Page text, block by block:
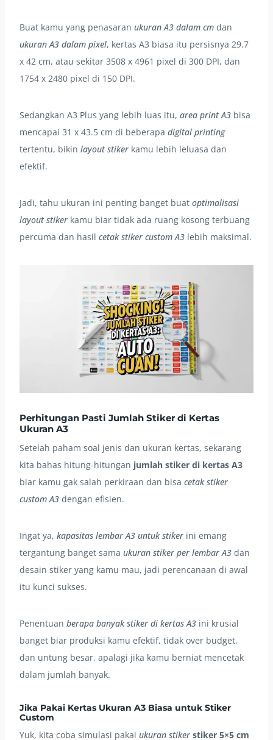
Buat kamu yang penasaran ukuran A3 dalam cm dan
ukuran A3 dalam pixel, kertas A3 biasa itu persisnya 29.7
x 42 cm, atau sekitar 3508 x 4961 pixel di 300 DPI, dan
1754 x 2480 pixel di 150 DPI.
Sedangkan A3 Plus yang lebih luas itu, area print A3 bisa
mencapai 31 x 43.5 cm di beberapa digital printing
tertentu, bikin layout stiker kamu lebih leluasa dan
efektif.
Jadi, tahu ukuran ini penting banget buat optimalisasi
layout stiker kamu biar tidak ada ruang kosong terbuang
percuma dan hasil cetak stiker custom A3 lebih maksimal.
Perhitungan Pasti Jumlah Stiker di Kertas
Ukuran A3
Setelah paham soal jenis dan ukuran kertas, sekarang
kita bahas hitung-hitungan jumlah stiker di kertas A3
biar kamu gak salah perkiraan dan bisa cetak stiker
custom A3 dengan efisien.
Ingat ya, kapasitas lembar A3 untuk stiker ini emang
tergantung banget sama ukuran stiker per lembar A3 dan
desain stiker yang kamu mau, jadi perencanaan di awal
itu kunci sukses.
Penentuan berapa banyak stiker di kertas A3 ini krusial
banget biar produksi kamu efektif, tidak over budget,
dan untung besar, apalagi jika kamu berniat mencetak
dalam jumlah banyak.
Jika Pakai Kertas Ukuran A3 Biasa untuk Stiker
Custom
Yuk, kita coba simulasi pakai ukuran stiker stiker 5×5 cm